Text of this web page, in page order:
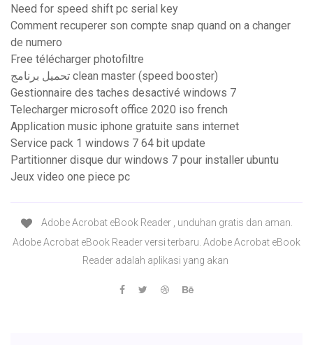
Need for speed shift pc serial key
Comment recuperer son compte snap quand on a changer
de numero
Free télécharger photofiltre
تحميل برنامج clean master (speed booster)
Gestionnaire des taches desactivé windows 7
Telecharger microsoft office 2020 iso french
Application music iphone gratuite sans internet
Service pack 1 windows 7 64 bit update
Partitionner disque dur windows 7 pour installer ubuntu
Jeux video one piece pc
Adobe Acrobat eBook Reader , unduhan gratis dan aman.
Adobe Acrobat eBook Reader versi terbaru. Adobe Acrobat eBook
Reader adalah aplikasi yang akan